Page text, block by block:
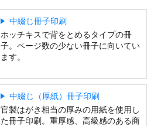
中綴じ冊子印刷
ホッチキスで背をとめるタイプの冊
子。ページ数の少ない冊子に向いてい
ます。
中綴じ（厚紙）冊子印刷
官製はがき相当の厚みの用紙を使用し
た冊子印刷。重厚感、高級感のある商